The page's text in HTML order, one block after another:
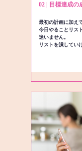
02 | 目標達成の
最初の計画に加え
今日やることリス
迷いません。
リストを潰してい